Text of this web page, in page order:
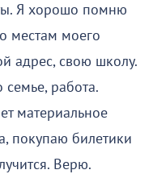
Я хорошо помню
местам моего
адрес, свою школу.
семье, работа.
материальное
покупаю билетики
Верю.